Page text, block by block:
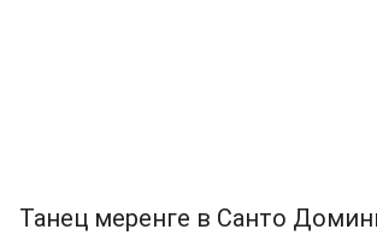
Танец меренге в Санто